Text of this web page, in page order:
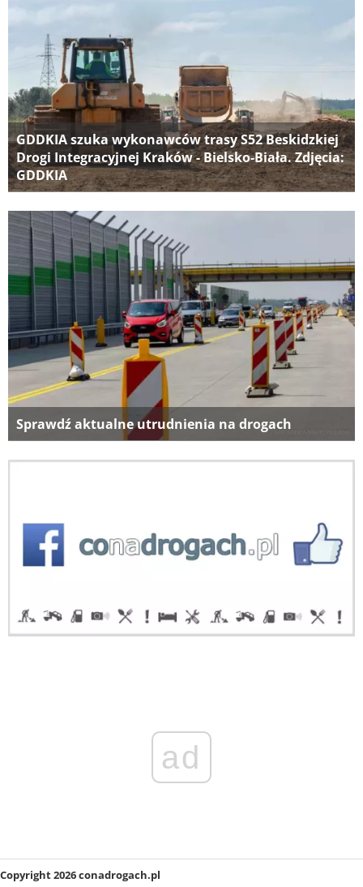
GDDKIA szuka wykonawców trasy S52 Beskidzkiej
Drogi Integracyjnej Kraków - Bielsko-Biała. Zdjęcia:
GDDKIA
Sprawdź aktualne utrudnienia na drogach
ad
Copyright 2026 conadrogach.pl